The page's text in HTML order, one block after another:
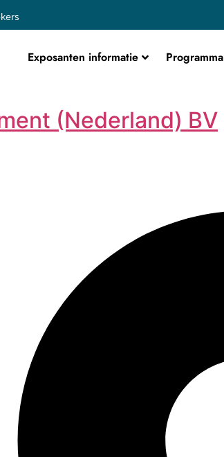
Exposanten informatie Programma
(Nederland) BV